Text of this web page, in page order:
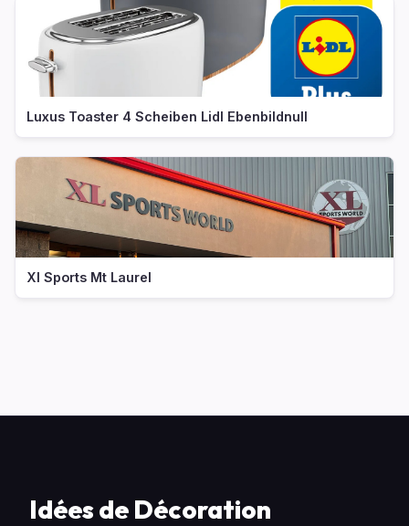
Luxus Toaster 4 Scheiben Lidl Ebenbildnull
Xl Sports Mt Laurel
Idées de Décoration